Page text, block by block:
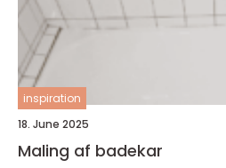
inspiration
18. June 2025
Maling af badekar